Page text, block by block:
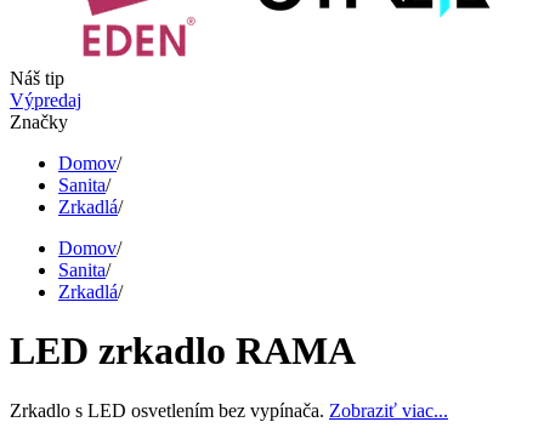
Náš tip
Výpredaj
Značky
Domov/
Sanita/
Zrkadlá/
Domov/
Sanita/
Zrkadlá/
LED zrkadlo RAMA
Zrkadlo s LED osvetlením bez vypínača. Zobraziť viac...